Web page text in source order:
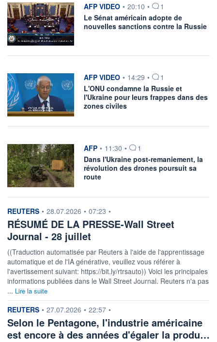
information fournie par
AFP VIDEO • 20:10 •
1
Le Sénat américain adopte de
nouvelles sanctions contre la Russie
information fournie par
AFP VIDEO • 14:29 •
1
L'ONU condamne la Russie et
l'Ukraine pour leurs frappes dans des
zones civiles
information fournie par
AFP • 11:30 •
1
Dans l'Ukraine post-remaniement, la
révolution des drones poursuit sa
route
information fournie par
REUTERS • 28.07.2026 • 07:23 •
RÉSUMÉ DE LA PRESSE-Wall Street
Journal - 28 juillet
((Traduction automatisée par Reuters à l'aide de l'apprentissage
automatique et de l'IA générative, veuillez vous référer à
l'avertissement suivant: https://bit.ly/rtrsauto)) Voici les principales
informations publiées dans le Wall Street Journal. Reuters n'a pas
... Lire la suite
information fournie par
REUTERS • 27.07.2026 • 22:57 •
Selon le Pentagone, l'industrie américaine
est encore à des années d'égaler la produ…